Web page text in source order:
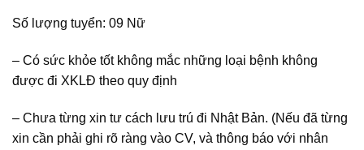
Số lượng tuyển: 09 Nữ
– Có sức khỏe tốt không mắc những loại bệnh không
được đi XKLĐ theo quy định
– Chưa từng xin tư cách lưu trú đi Nhật Bản. (Nếu đã từng
xin cần phải ghi rõ ràng vào CV, và thông báo với nhân